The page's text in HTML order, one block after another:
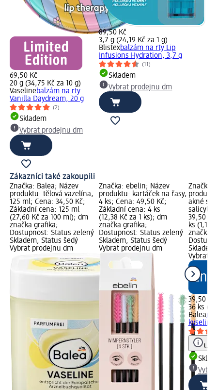
69,50 Kč
20 g (34,75 Kč za 10 g)
Vaselinebalzám na rty
Vanilla Daydream, 20 g
(2)
Skladem
Vybrat prodejnu dm
89,50 Kč
3,7 g (24,19 Kč za 1 g)
Blistexbalzám na rty Lip
Infusions Hydration, 3,7 g
(11)
Skladem
Vybrat prodejnu dm
Zákazníci také zakoupili
Značka: Balea; Název
produktu: tělová vazelína,
125 ml; Cena: 34,50 Kč;
Základní cena: 125 ml
(27,60 Kč za 100 ml); dm
značka grafika;
Dostupnost: Status zelený
Skladem, Status šedý
Vybrat prodejnu dm
Značka: ebelin; Název
produktu: kartáček na řasy,
4 ks; Cena: 49,50 Kč;
Základní cena: 4 ks
(12,38 Kč za 1 ks); dm
značka grafika;
Dostupnost: Status zelený
Skladem, Status šedý
Vybrat prodejnu dm
Značka:
akné s
39,50
ks (1,10
značka
Vybrat
39,50 Kč
36 ks
Balea